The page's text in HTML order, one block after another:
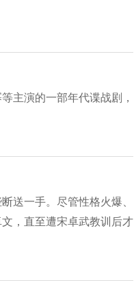
主演的一部年代谍战剧，
送一手。尽管性格火爆、
，直至遭宋卓武教训后才